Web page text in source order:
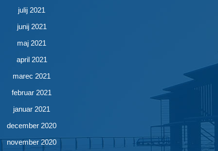
julij 2021
junij 2021
maj 2021
april 2021
marec 2021
februar 2021
januar 2021
december 2020
november 2020